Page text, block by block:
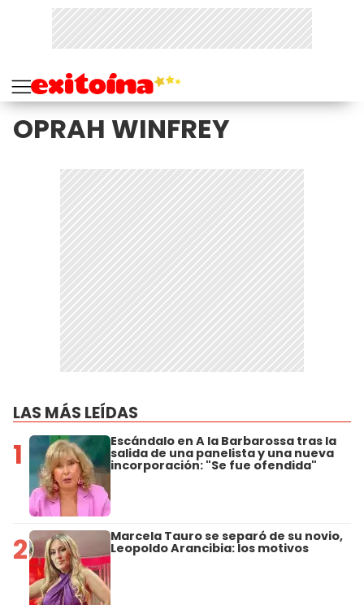
OPRAH WINFREY
LAS MÁS LEÍDAS
1 Escándalo en A la Barbarossa tras la
salida de una panelista y una nueva
incorporación: "Se fue ofendida"
2 Marcela Tauro se separó de su novio,
Leopoldo Arancibia: los motivos